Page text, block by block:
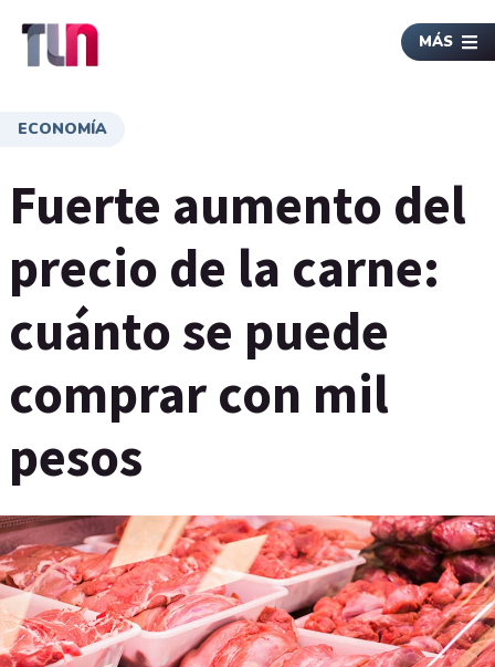
MÁS
ECONOMÍA
Fuerte aumento del
precio de la carne:
cuánto se puede
comprar con mil
pesos